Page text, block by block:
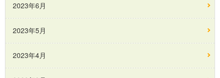
2023年6月
2023年5月
2023年4月